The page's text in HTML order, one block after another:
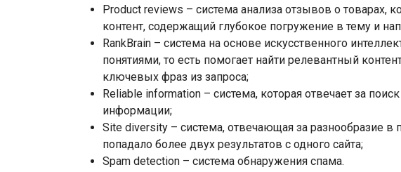
Product reviews – система анализа отзывов о товарах,
контент, содержащий глубокое погружение в тему и
RankBrain – система на основе искусственного
понятиями, то есть помогает найти релевантный
ключевых фраз из запроса;
Reliable information – система, которая отвечает за
информации;
Site diversity – система, отвечающая за разнообразие в
попадало более двух результатов с одного сайта;
Spam detection – система обнаружения спама.